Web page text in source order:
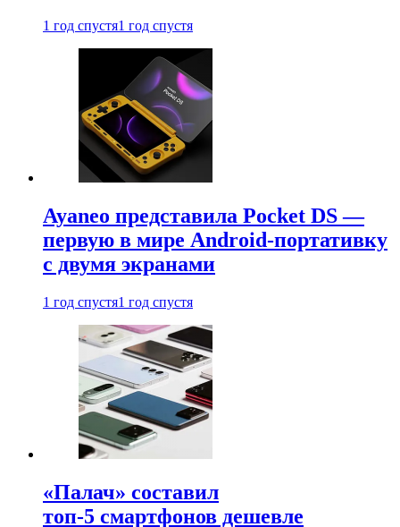
1 год спустя1 год спустя
Ayaneo представила Pocket DS —
первую в мире Android-портативку
с двумя экранами
1 год спустя1 год спустя
«Палач» составил
топ-5 смартфонов дешевле